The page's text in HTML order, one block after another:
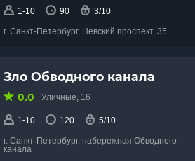
1-10 90 3/10
г. Санкт-Петербург, Невский проспект, 35
Зло Обводного канала
0.0 Уличные, 16+
1-10 120 5/10
г. Санкт-Петербург, набережная Обводного
канала